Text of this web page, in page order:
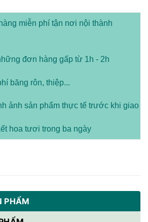
miễn phí tận nơi nội thành
đơn hàng gấp từ 1h - 2h
băng rôn, thiệp...
ảnh sản phẩm thực tế trước khi giao
hoa tươi trong ba ngày
PHẨM